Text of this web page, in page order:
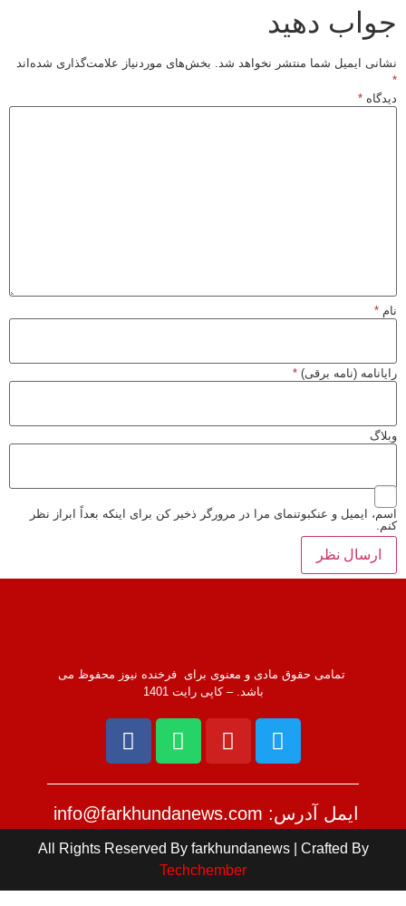
دهید
ایمیل شما منتشر نخواهد شد. بخش‌های موردنیاز علامت‌گذاری شده‌اند
*
(نامه برقی)*
ایمیل و عنکبوتنمای مرا در مرورگر ذخیر کن برای اینکه بعداً ابراز نظر
تمامی حقوق مادی و معنوی برای فرخنده نیوز محفوظ می
باشد. – کاپی رایت 1401
ایمل آدرس: info@farkhundanews.com
All Rights Reserved By farkhundanews | Crafted By
Techchember